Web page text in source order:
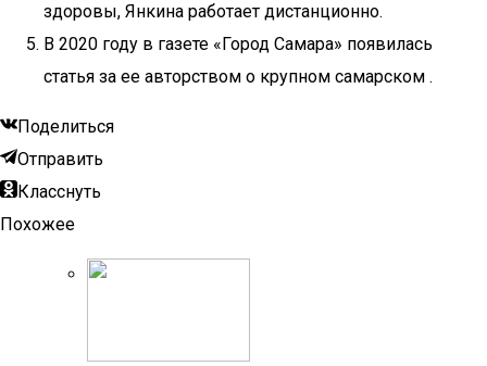
здоровы, Янкина работает дистанционно.
В 2020 году в газете «Город Самара» появилась
статья за ее авторством о крупном самарском .
Поделиться
Отправить
Класснуть
Похожее